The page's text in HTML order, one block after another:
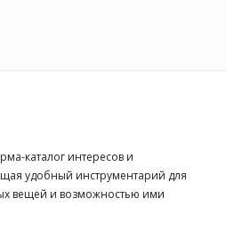
каталог интересов и
удобный инструментарий для
вещей и возможностью ими